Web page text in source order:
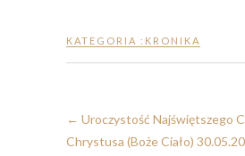
KATEGORIA : KRONIKA
← Uroczystość Najświętszego
Chrystusa (Boże Ciało)